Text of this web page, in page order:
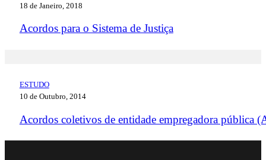
18 de Janeiro, 2018
Acordos para o Sistema de Justiça
ESTUDO
10 de Outubro, 2014
Acordos coletivos de entidade empregadora pública